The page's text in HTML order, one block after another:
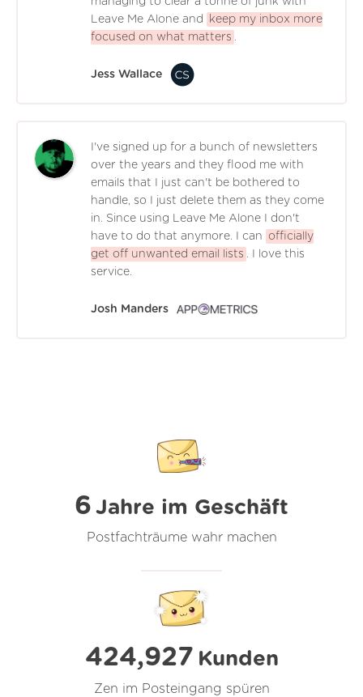
Leave Me Alone and
keep my inbox more
focused on what matters .
Jess Wallace
I've signed up for a bunch of newsletters
over the years and they flood me with
emails that I just can't be bothered to
handle, so I just delete them as they come
in. Since using Leave Me Alone I don't
have to do that anymore. I can
officially
get off unwanted email lists . I love this
service.
Josh Manders
6 Jahre im Geschäft
Postfachträume wahr machen
424,927 Kunden
Zen im Posteingang spüren